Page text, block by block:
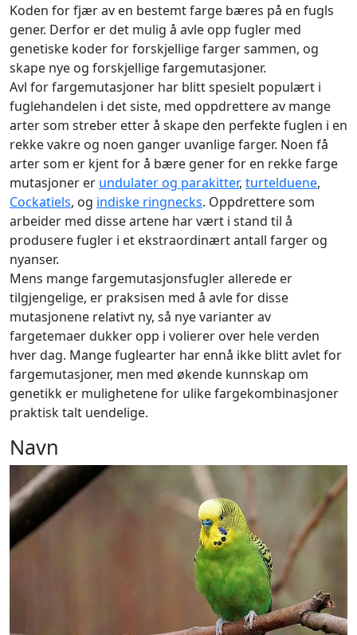
Koden for fjær av en bestemt farge bæres på en fugls
gener. Derfor er det mulig å avle opp fugler med
genetiske koder for forskjellige farger sammen, og
skape nye og forskjellige fargemutasjoner.
Avl for fargemutasjoner har blitt spesielt populært i
fuglehandelen i det siste, med oppdrettere av mange
arter som streber etter å skape den perfekte fuglen i en
rekke vakre og noen ganger uvanlige farger. Noen få
arter som er kjent for å bære gener for en rekke farge
mutasjoner er undulater og parakitter, turtelduene,
Cockatiels, og indiske ringnecks. Oppdrettere som
arbeider med disse artene har vært i stand til å
produsere fugler i et ekstraordinært antall farger og
nyanser.
Mens mange fargemutasjonsfugler allerede er
tilgjengelige, er praksisen med å avle for disse
mutasjonene relativt ny, så nye varianter av
fargetemaer dukker opp i volierer over hele verden
hver dag. Mange fuglearter har ennå ikke blitt avlet for
fargemutasjoner, men med økende kunnskap om
genetikk er mulighetene for ulike fargekombinasjoner
praktisk talt uendelige.
Navn